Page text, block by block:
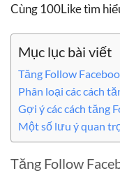
Cùng 100Like tìm
Mục lục bài viết
Tăng Follow
Phân loại các cách
Gợi ý các cách tăng
Một số lưu ý quan
Tăng Follow